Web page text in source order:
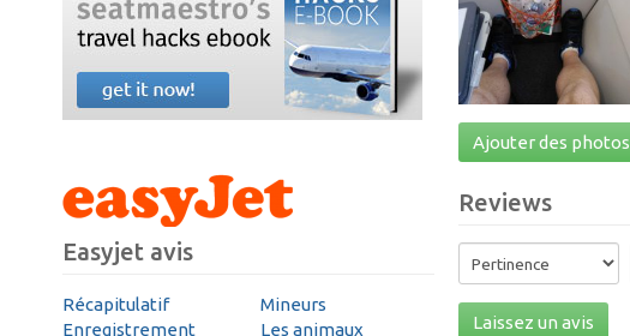
Ajouter des photos
Reviews
Laissez un avis
Easyjet avis
Récapitulatif
Enregistrement
Mineurs
Les animaux